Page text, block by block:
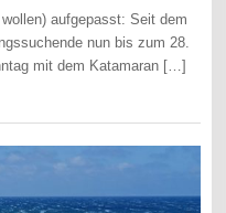
aufgepasst: Seit dem
nun bis zum 28.
mit dem Katamaran […]